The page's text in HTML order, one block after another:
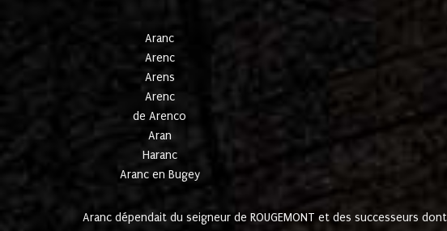
Aranc
Arenc
Arens
Arenc
de Arenco
Aran
Haranc
Aranc en Bugey
Aranc dépendait du seigneur de ROUGEMONT et des successeurs